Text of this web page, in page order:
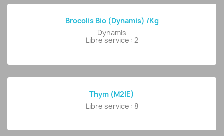
Brocolis Bio (Dynamis) /kg
Dynamis
Libre service : 2
Thym (M2IE)
Libre service : 8